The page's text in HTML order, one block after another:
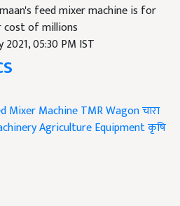
feed mixer machine is for
cost of millions
05:30 PM IST
Mixer MachineTMR Wagonचारा
Agriculture Equipmentकृषि